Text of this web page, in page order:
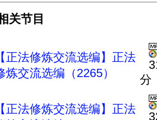
关节目
【正法修炼交流选编】正法
炼交流选编（2265）
分
【正法修炼交流选编】正法